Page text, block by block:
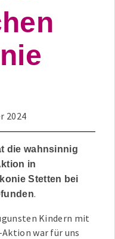
2024
die wahnsinnig
in
Stetten bei
.
Kindern mit
Aktion war für uns